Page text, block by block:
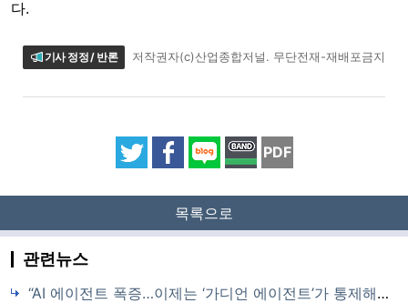
다.
기사 정정 / 반론 저작권자(c)산업종합저널. 무단전재-재배포금지
PDF
목록으로
관련뉴스
“AI 에이전트 폭증…이제는 ‘가디언 에이전트’가 통제해야 할 시점”